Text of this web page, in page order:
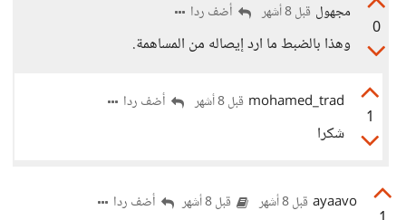
0
مجهول قبل 8 أشهر أضف ردا
وهذا بالضبط ما ارد إيصاله من المساهمة.
1
mohamed_trad قبل 8 أشهر أضف ردا
شكرا
ayaavo قبل 8 أشهر قبل 8 أشهر أضف ردا